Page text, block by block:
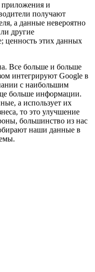
и
получают
а данные невероятно
другие
ценность этих данных
Все больше и больше
интегрируют Google в
с наибольшим
больше информации.
а использует их
то это улучшение
большинство из нас
наши данные в